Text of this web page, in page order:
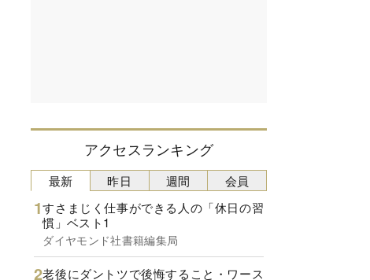
アクセスランキング
最新
すさまじく仕事ができる人の「休日の習
慣」ベスト1
ダイヤモンド社書籍編集局
老後にダントツで後悔すること・ワース
昨日 週間 会員